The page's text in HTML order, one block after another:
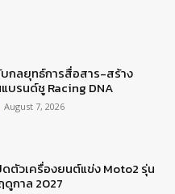
บกลยุทธ์การสื่อสาร-สร้าง
บรนด์ชู Racing DNA
August 7, 2026
ตัวเครื่องยนต์แข่ง Moto2 รุ่น
ดูกาล 2027